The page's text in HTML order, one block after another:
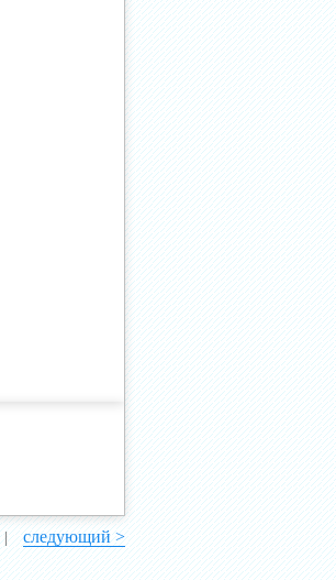
| следующий >